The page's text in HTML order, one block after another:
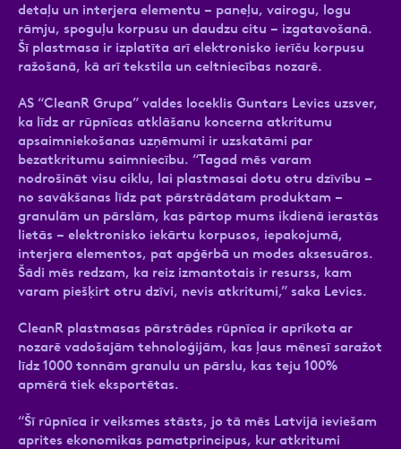
detaļu un interjera elementu – paneļu, vairogu, logu
rāmju, spoguļu korpusu un daudzu citu – izgatavošanā.
Šī plastmasa ir izplatīta arī elektronisko ierīču korpusu
ražošanā, kā arī tekstila un celtniecības nozarē.
AS “CleanR Grupa” valdes loceklis Guntars Levics uzsver,
ka līdz ar rūpnīcas atklāšanu koncerna atkritumu
apsaimniekošanas uzņēmumi ir uzskatāmi par
bezatkritumu saimniecību. “Tagad mēs varam
nodrošināt visu ciklu, lai plastmasai dotu otru dzīvību –
no savākšanas līdz pat pārstrādātam produktam –
granulām un pārslām, kas pārtop mums ikdienā ierastās
lietās – elektronisko iekārtu korpusos, iepakojumā,
interjera elementos, pat apģērbā un modes aksesuāros.
Šādi mēs redzam, ka reiz izmantotais ir resurss, kam
varam piešķirt otru dzīvi, nevis atkritumi,” saka Levics.
CleanR plastmasas pārstrādes rūpnīca ir aprīkota ar
nozarē vadošajām tehnoloģijām, kas ļaus mēnesī saražot
līdz 1000 tonnām granulu un pārslu, kas teju 100%
apmērā tiek eksportētas.
“Šī rūpnīca ir veiksmes stāsts, jo tā mēs Latvijā ieviešam
aprites ekonomikas pamatprincipus, kur atkritumi